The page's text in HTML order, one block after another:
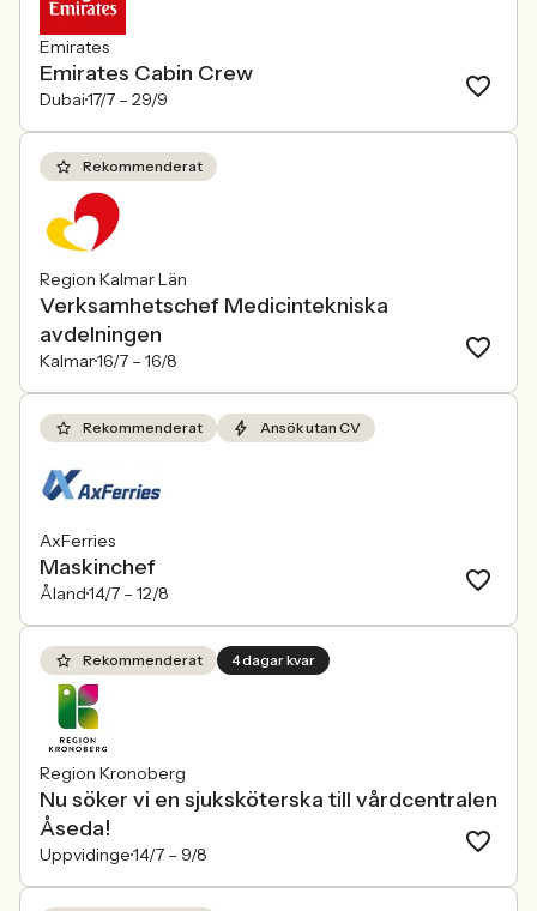
Emirates
Emirates Cabin Crew
Dubai17/7 – 29/9
Rekommenderat
Region Kalmar Län
Verksamhetschef Medicintekniska
avdelningen
Kalmar16/7 – 16/8
Rekommenderat Ansök utan CV
AxFerries
Maskinchef
Åland14/7 – 12/8
Rekommenderat 4 dagar kvar
Region Kronoberg
Nu söker vi en sjuksköterska till vårdcentralen
Åseda!
Uppvidinge14/7 – 9/8